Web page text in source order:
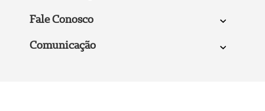
Fale Conosco
Comunicação